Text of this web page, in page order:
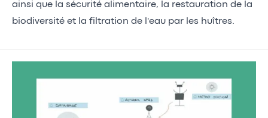
ainsi que la sécurité alimentaire, la restauration de la
biodiversité et la filtration de l'eau par les huîtres.